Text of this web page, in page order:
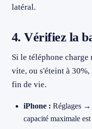
latéral.
4. Vérifiez la
Si le téléphone charge
vite, ou s'éteint à
fin de vie.
iPhone : Réglages →
capacité maximale